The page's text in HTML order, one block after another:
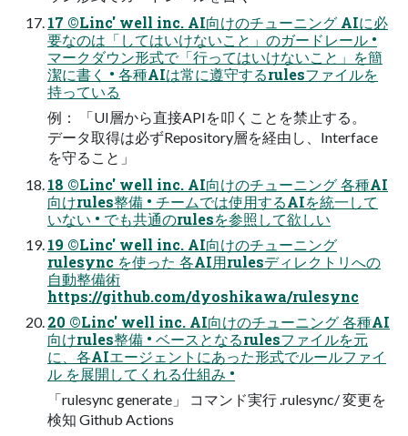
17 ©Linc' well inc. AI向けのチューニング AIに必
要なのは「してはいけないこと」のガードレール •
マークダウン形式で「⾏ってはいけないこと」を簡
潔に書く • 各種AIは常に遵守するrulesファイルを
持っている
例： 「UI層から直接APIを叩くことを禁⽌する。
データ取得は必ずRepository層を経由し、Interface
を守ること」
18 ©Linc' well inc. AI向けのチューニング 各種AI
向けrules整備 • チームでは使⽤するAIを統⼀して
いない • でも共通のrulesを参照して欲しい
19 ©Linc' well inc. AI向けのチューニング
rulesync を使った 各AI⽤rulesディレクトリへの
⾃動整備術
https://github.com/dyoshikawa/rulesync
20 ©Linc' well inc. AI向けのチューニング 各種AI
向けrules整備 • ベースとなるrulesファイルを元
に、各AIエージェントにあった形式でルールファイ
ル を展開してくれる仕組み •
「rulesync generate」 コマンド実⾏ .rulesync/ 変更を
検知 Github Actions